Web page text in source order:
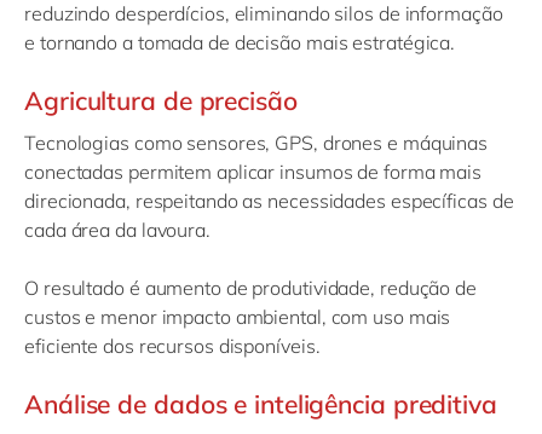
reduzindo desperdícios, eliminando silos de informação
e tornando a tomada de decisão mais estratégica.
Agricultura de precisão
Tecnologias como sensores, GPS, drones e máquinas
conectadas permitem aplicar insumos de forma mais
direcionada, respeitando as necessidades específicas de
cada área da lavoura.
O resultado é aumento de produtividade, redução de
custos e menor impacto ambiental, com uso mais
eficiente dos recursos disponíveis.
Análise de dados e inteligência preditiva